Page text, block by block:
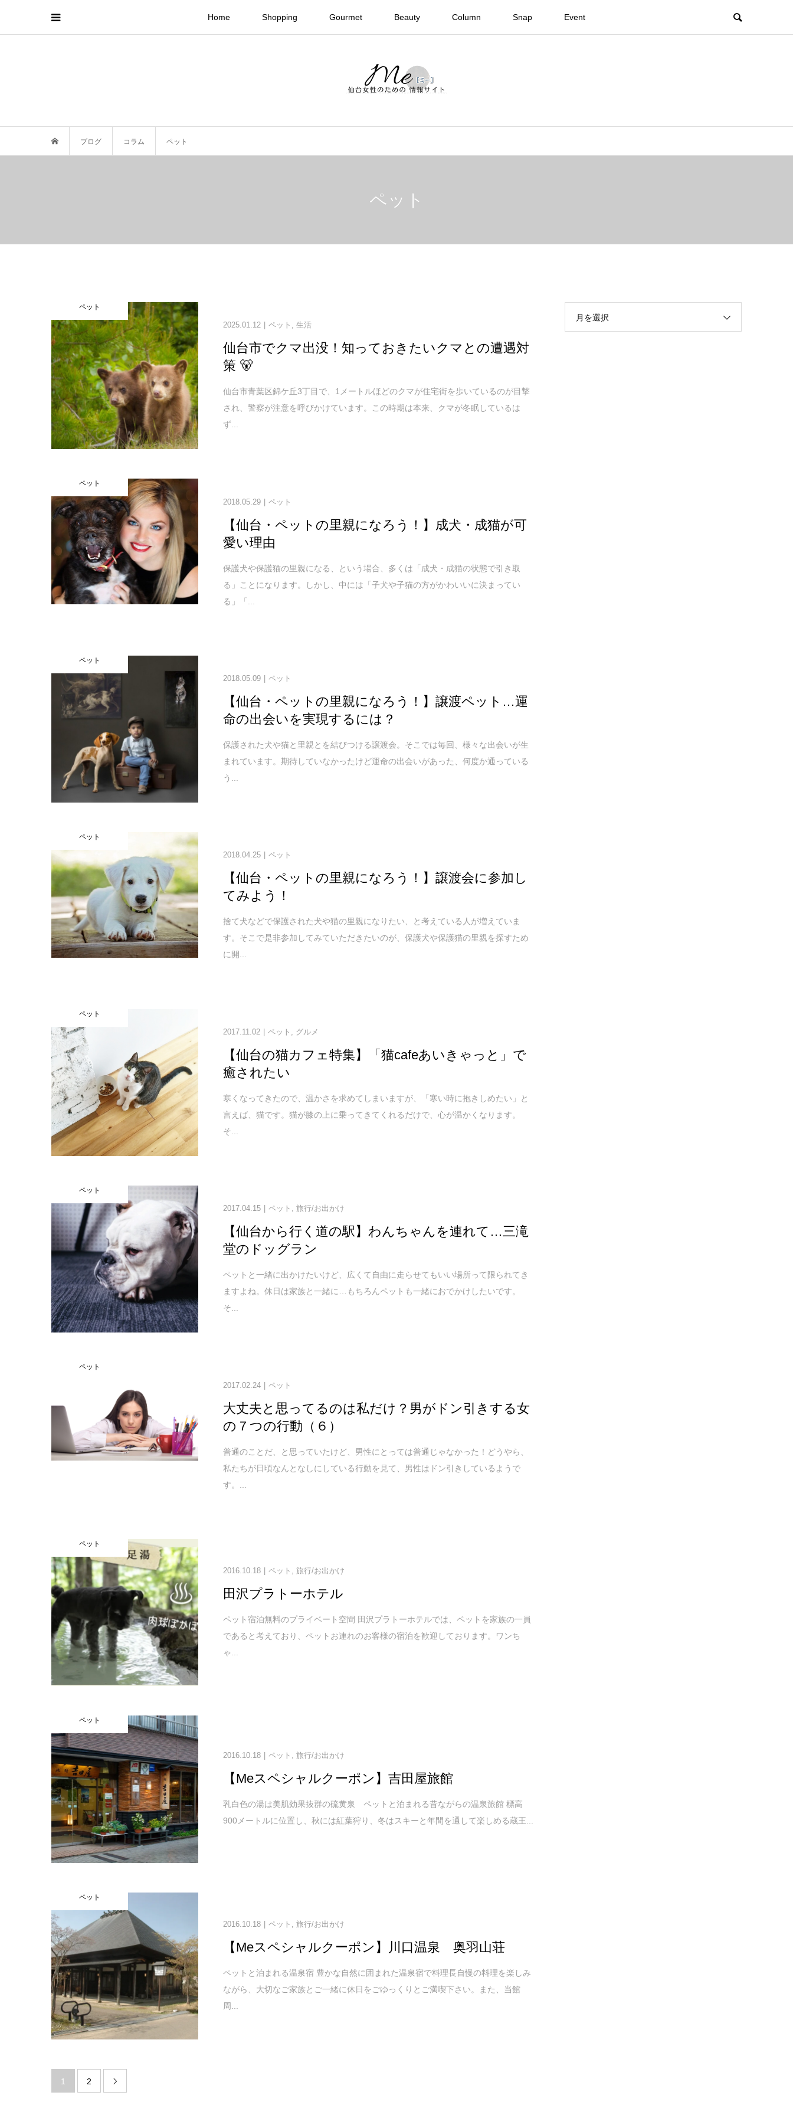
Home Shopping Gourmet Beauty Column Snap Event
ブログ コラム ペット
ペット
ペット
2025.01.12 ペット ,生活
仙台市でクマ出没！知っておきたいクマとの遭遇対
策 🐻
仙台市青葉区錦ケ丘3丁目で、1メートルほどのクマが住宅街を歩いているのが目撃
され、警察が注意を呼びかけています。この時期は本来、クマが冬眠しているは
ず...
ペット
2018.05.29 ペット
【仙台・ペットの里親になろう！】成犬・成猫が可
愛い理由
保護犬や保護猫の里親になる、という場合、多くは「成犬・成猫の状態で引き取
る」ことになります。しかし、中には「子犬や子猫の方がかわいいに決まってい
る」「...
ペット
2018.05.09 ペット
【仙台・ペットの里親になろう！】譲渡ペット…運
命の出会いを実現するには？
保護された犬や猫と里親とを結びつける譲渡会。そこでは毎回、様々な出会いが生
まれています。期待していなかったけど運命の出会いがあった、何度か通っている
う...
ペット
2018.04.25 ペット
【仙台・ペットの里親になろう！】譲渡会に参加し
てみよう！
捨て犬などで保護された犬や猫の里親になりたい、と考えている人が増えていま
す。そこで是非参加してみていただきたいのが、保護犬や保護猫の里親を探すため
に開...
ペット
2017.11.02 ペット グルメ
【仙台の猫カフェ特集】「猫cafeあいきゃっと」で
癒されたい
寒くなってきたので、温かさを求めてしまいますが、「寒い時に抱きしめたい」と
言えば、猫です。猫が膝の上に乗ってきてくれるだけで、心が温かくなります。
そ...
ペット
2017.04.15 ペット ,旅行/お出かけ
【仙台から行く道の駅】わんちゃんを連れて…三滝
堂のドッグラン
ペットと一緒に出かけたいけど、広くて自由に走らせてもいい場所って限られてき
ますよね。休日は家族と一緒に…もちろんペットも一緒におでかけしたいです。
そ...
ペット
2017.02.24 ペット
大丈夫と思ってるのは私だけ？男がドン引きする女
の７つの行動（６）
普通のことだ、と思っていたけど、男性にとっては普通じゃなかった！どうやら、
私たちが日頃なんとなしにしている行動を見て、男性はドン引きしているようで
す。...
ペット
2016.10.18 ペット ,旅行/お出かけ
田沢プラトーホテル
ペット宿泊無料のプライベート空間 田沢プラトーホテルでは、ペットを家族の一員
であると考えており、ペットお連れのお客様の宿泊を歓迎しております。ワンち
ゃ...
ペット
2016.10.18 ペット ,旅行/お出かけ
【Meスペシャルクーポン】吉田屋旅館
乳白色の湯は美肌効果抜群の硫黄泉 ペットと泊まれる昔ながらの温泉旅館 標高
900メートルに位置し、秋には紅葉狩り、冬はスキーと年間を通して楽しめる蔵王...
ペット
2016.10.18 ペット ,旅行/お出かけ
【Meスペシャルクーポン】川口温泉 奥羽山荘
ペットと泊まれる温泉宿 豊かな自然に囲まれた温泉宿で料理長自慢の料理を楽しみ
ながら、大切なご家族とご一緒に休日をごゆっくりとご満喫下さい。また、当館
周...
1 2 
月を選択